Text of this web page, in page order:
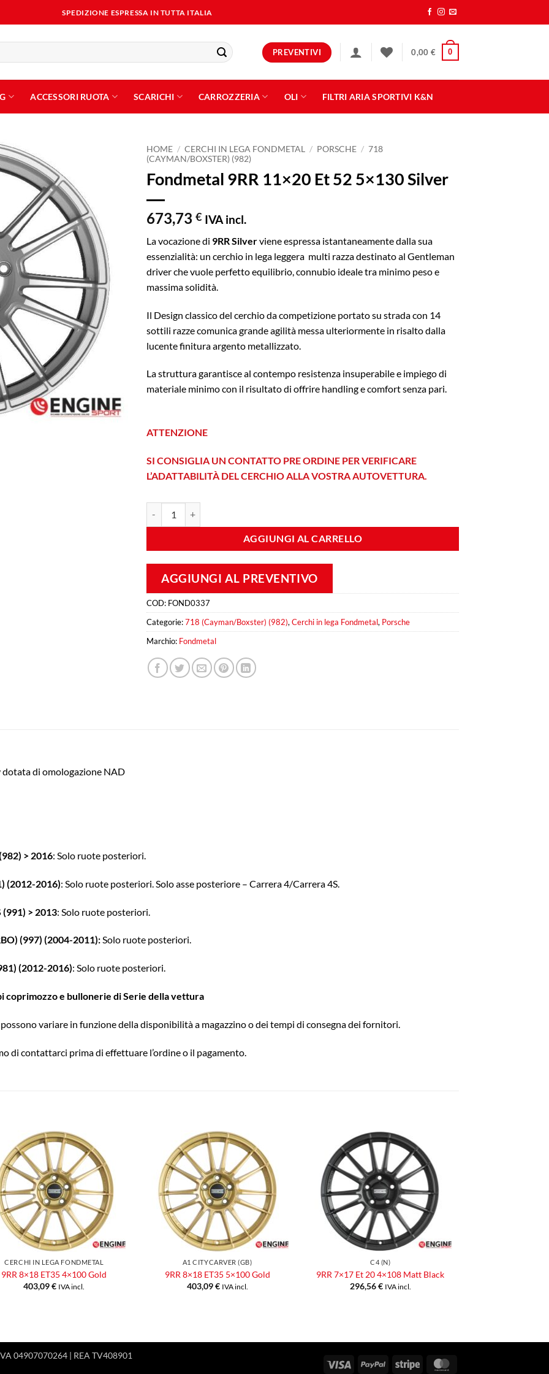
SPEDIZIONE ESPRESSA IN TUTTA ITALIA
PREVENTIVI 0,00 € 0
ACCESSORI RUOTA SCARICHI CARROZZERIA OLI FILTRI ARIA SPORTIVI K&N
desideri
HOME / CERCHI IN LEGA FONDMETAL / PORSCHE / 718
(CAYMAN/BOXSTER) (982)
Fondmetal 9RR 11×20 Et 52 5×130 Silver
673,73 € IVA incl.
La vocazione di 9RR Silverviene espressa istantaneamente dalla sua
essenzialità: un cerchio in lega leggera multi razza destinato al Gentleman
driver che vuole perfetto equilibrio, connubio ideale tra minimo peso e
massima solidità.
Il Design classico del cerchio da competizione portato su strada con 14
sottili razze comunica grande agilità messa ulteriormente in risalto dalla
lucente finitura argento metallizzato.
La struttura garantisce al contempo resistenza insuperabile e impiego di
materiale minimo con il risultato di offrire handling e comfort senza pari.
ATTENZIONE
SI CONSIGLIA UN CONTATTO PRE ORDINE PER VERIFICARE
L’ADATTABILITÀ DEL CERCHIO ALLA VOSTRA AUTOVETTURA.
AGGIUNGI AL CARRELLO
AGGIUNGI AL PREVENTIVO
COD: FOND0337
Categorie:718 (Cayman/Boxster) (982), Cerchi in lega Fondmetal, Porsche
Marchio: Fondmetal
di omologazione NAD
> 2016: Solo ruote posteriori.
(2012-2016): Solo ruote posteriori. Solo asse posteriore – Carrera 4/Carrera 4S.
(991) > 2013: Solo ruote posteriori.
(997) (2004-2011):Solo ruote posteriori.
(2012-2016): Solo ruote posteriori.
coprimozzo e bullonerie di Serie della vettura
variare in funzione della disponibilità a magazzino o dei tempi di consegna dei fornitori.
di contattarci prima di effettuare l’ordine o il pagamento.
Aggiungi
alla lista
dei
desideri
CERCHI IN LEGA FONDMETAL
9RR 8×18 ET35 4×100 Gold
403,09€ IVA incl.
Aggiungi
alla lista
dei
desideri
A1 CITYCARVER (GB)
9RR 8×18 ET35 5×100 Gold
403,09€ IVA incl.
Aggiungi
alla lista
dei
desideri
C4 (N)
9RR 7×17 Et 20 4×108 Matt Black
296,56€ IVA incl.
Visa PayPal Stripe
04907070264 | REA TV408901